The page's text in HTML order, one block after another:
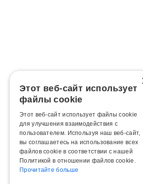
Этот веб-сайт использует
файлы cookie
Этот веб-сайт использует файлы cookie
для улучшения взаимодействия с
пользователем. Используя наш веб-сайт,
вы соглашаетесь на использование всех
файлов cookie в соответствии с нашей
Политикой в ​​отношении файлов cookie.
Прочитайте больше